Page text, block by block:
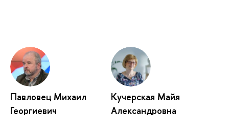
Павловец Михаил
Георгиевич
Кучерская Майя
Александровна